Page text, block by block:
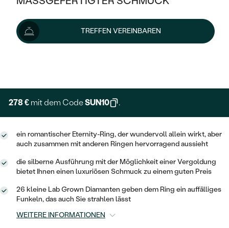
KLASSISCH
MEMOIRE
VINTAGE
AUSSERGEWÖHNLICHE
GEHÄMMERTE
MIT MEHREREN DIAMANTEN
HALO
VINTAGE
IM SET
AUSSERGEWÖHNLICH
GESTALTE EINEN RING
WÄHLE EINEN RING
DIAMANTEN ZUM EINFASSEN
AUSVERKAUF
WENN SCHMUCK HILFT
OHRRINGE
ANHÄNGER / KETTEN
ARMBÄNDER
SCHMUCKSET
HERRENSCHMUCK
PLATIN
OHRSTECKER
MINIMALISTISCHE
OHRHÄNGER
SOLITÄR
HERZ
GOLD
SILBER
NACH STYL
ZUR GEBURT EINES KINDES
PERSONALISIERT
MIT STERNZEICHEN
MINIMALISTISCH
AUSVERKAUF
SILBER
NACH STYL
MINIMALISTISCHE
TREFFEN VEREINBAREN
309 €
Wir liefern den Schmuck innerhalb von 3 - 4 Wochen.
Lieferoptionen
278 € mit dem CodeSUN10 .
ein romantischer Eternity-Ring, der wundervoll allein wirkt, aber
auch zusammen mit anderen Ringen hervorragend aussieht
die silberne Ausführung mit der Möglichkeit einer Vergoldung
bietet Ihnen einen luxuriösen Schmuck zu einem guten Preis
26 kleine Lab Grown Diamanten geben dem Ring ein auffälliges
Funkeln, das auch Sie strahlen lässt
WEITERE INFORMATIONEN